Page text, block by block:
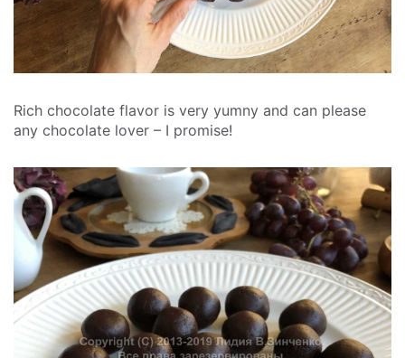
Rich chocolate flavor is very yumny and can please
any chocolate lover – I promise!